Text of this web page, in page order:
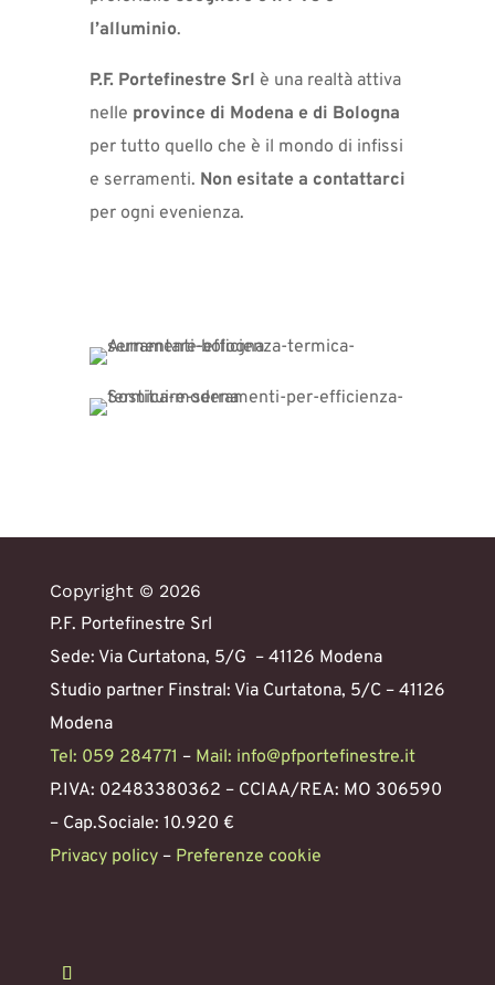
l’alluminio.
P.F. Portefinestre Srl è una realtà attiva
nelle province di Modena e di Bologna
per tutto quello che è il mondo di infissi
e serramenti. Non esitate a contattarci
per ogni evenienza.
Copyright © 2026
P.F. Portefinestre Srl
Sede: Via Curtatona, 5/G – 41126 Modena
Studio partner Finstral: Via Curtatona, 5/C – 41126
Modena
Tel: 059 284771 – Mail: info@pfportefinestre.it
P.IVA: 02483380362 – CCIAA/REA: MO 306590
– Cap.Sociale: 10.920 €
Privacy policy– Preferenze cookie